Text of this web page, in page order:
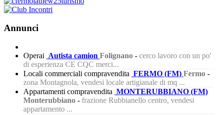
Annunci
Operai Autista camion Folignano - cerco lavoro con un po'
di esperienza CE CQC merci...
Locali commerciali compravendita FERMO (FM) Fermo -
zona Montagnola, vendesi locale artigianale di mq ...
Appartamenti compravendita MONTERUBBIANO (FM)
Monterubbiano - frazione Rubbianello centro, vendesi
appartamento ...